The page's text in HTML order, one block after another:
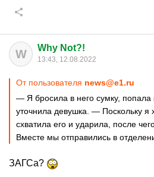
W Why Not?!
13:43, 12.08.2022
От пользователя news@e1.ru
— Я бросила в него сумку,
уточнила девушка. — Поскольку я
схватила его и ударила, после
Вместе мы отправились в
ЗАГСа?